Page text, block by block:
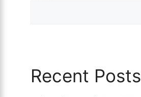
Recent Posts